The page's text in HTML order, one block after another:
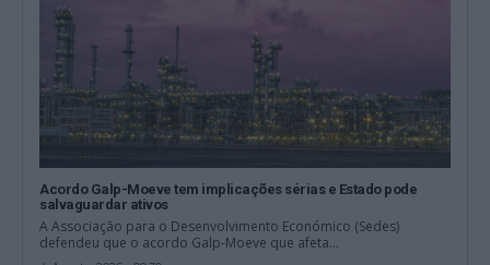
Acordo Galp-Moeve tem implicações sérias e Estado pode
salvaguardar ativos
A Associação para o Desenvolvimento Económico (Sedes)
defendeu que o acordo Galp-Moeve que afeta...